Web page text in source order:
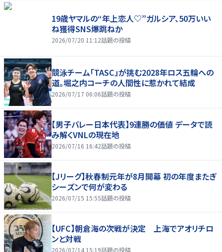
19歳ヤマルの“年上恋人♡”ガルシア、50万いい
ね獲得SNS爆跳ねか
2026/07/20 11:12話題の投稿
競泳チーム「TASC」が挑む2028年ロス五輪への
道。堀之内コーチの人間性に惹かれて結成
2026/07/17 06:06話題の投稿
【男子バレー日本代表】9連勝の価値 データで読
み解くVNLの現在地
2026/07/16 16:42話題の投稿
【Jリーグ】秋春制元年が8月開幕 初の年度またぎ
シーズンで何が変わる
2026/07/15 15:55話題の投稿
【UFC】朝倉海の次戦が決定 上海でアオリチロ
ンと対戦
2026/07/14 15:19話題の投稿